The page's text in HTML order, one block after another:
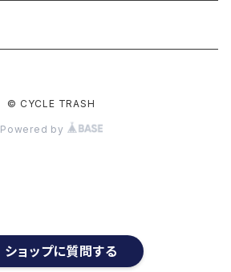
ショップに質問する
© CYCLE TRASH
Powered by